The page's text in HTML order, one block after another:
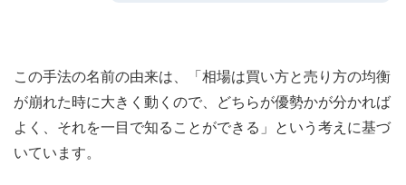
この手法の名前の由来は、「相場は買い方と売り方の均衡
が崩れた時に大きく動くので、どちらが優勢かが分かれば
よく、それを一目で知ることができる」という考えに基づ
いています。